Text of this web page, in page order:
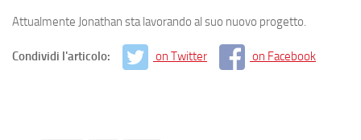
Attualmente Jonathan sta lavorando al suo nuovo progetto.
Condividi l'articolo: on Twitter on Facebook